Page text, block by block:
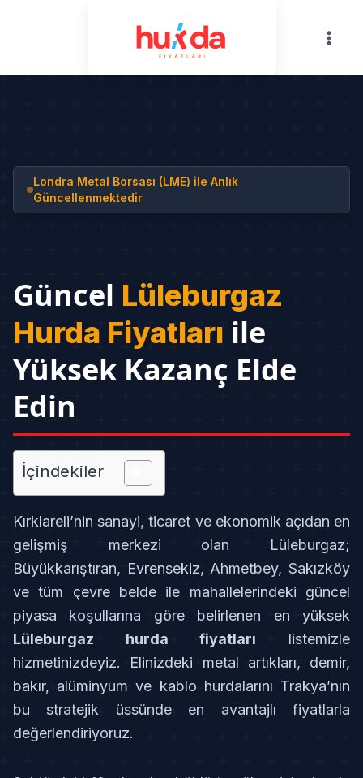
Londra Metal Borsası (LME) ile Anlık
Güncellenmektedir
Güncel Lüleburgaz
Hurda Fiyatları ile
Yüksek Kazanç Elde
Edin
İçindekiler
Kırklareli’nin sanayi, ticaret ve ekonomik açıdan en
gelişmiş merkezi olan Lüleburgaz;
Büyükkarıştıran, Evrensekiz, Ahmetbey, Sakızköy
ve tüm çevre belde ile mahallelerindeki güncel
piyasa koşullarına göre belirlenen en yüksek
Lüleburgaz hurda fiyatları listemizle
hizmetinizdeyiz. Elinizdeki metal artıkları, demir,
bakır, alüminyum ve kablo hurdalarını Trakya’nın
bu stratejik üssünde en avantajlı fiyatlarla
değerlendiriyoruz.